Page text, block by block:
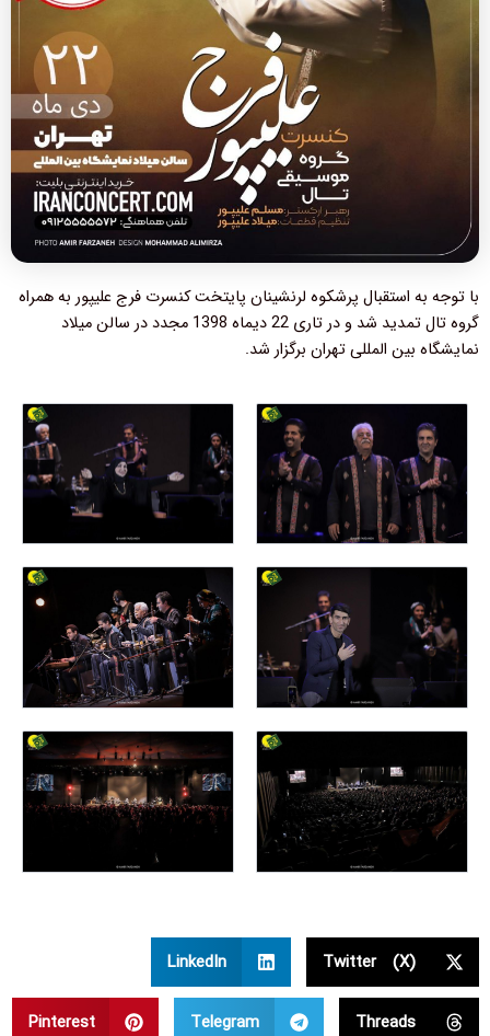
با توجه به استقبال پرشکوه لرنشینان پایتخت کنسرت فرج علیپور به همراه
گروه تال تمدید شد و در تاری 22 دیماه 1398 مجدد در سالن میلاد
نمایشگاه بین المللی تهران برگزار شد.
Twitter (X)
LinkedIn
Threads
Telegram
Pinterest